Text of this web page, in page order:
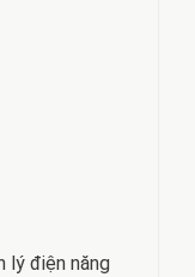
lý điện năng